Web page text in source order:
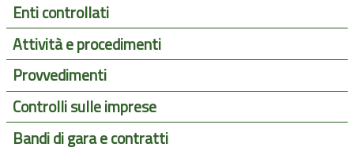
Enti controllati
Attività e procedimenti
Provvedimenti
Controlli sulle imprese
Bandi di gara e contratti